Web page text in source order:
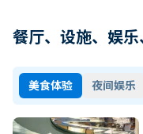
餐厅、设施、娱
美食体验 夜间娱乐